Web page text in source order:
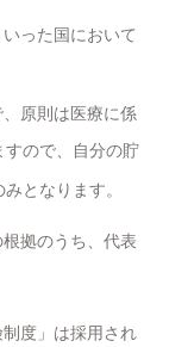
った国において
原則は医療に係
ので、自分の貯
となります。
拠のうち、代表
度」は採用され